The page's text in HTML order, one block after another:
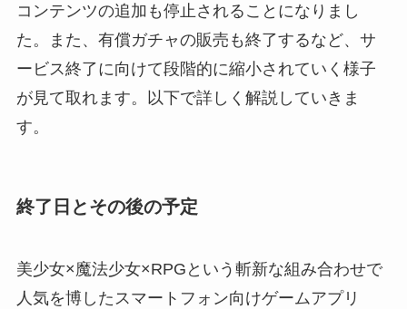
コンテンツの追加も停止されることになりまし
た。また、有償ガチャの販売も終了するなど、サ
ービス終了に向けて段階的に縮小されていく様子
が見て取れます。以下で詳しく解説していきま
す。
終了日とその後の予定
美少女×魔法少女×RPGという斬新な組み合わせで
人気を博したスマートフォン向けゲームアプリ